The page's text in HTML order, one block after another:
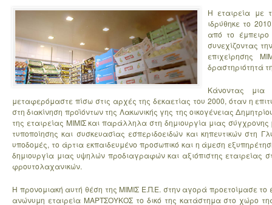
Η εταιρεία με
ιδρύθηκε το
από το έμπειρο
συνεχίζοντας
επιχείρησης
δραστηριότητά
Κάνοντας μια
μεταφερόμαστε πίσω στις αρχές της δεκαετίας του 2000, όταν η
στη διακίνηση προϊόντων της Λακωνικής γης της οικογένειας
της εταιρείας MIMIΣ και παράλληλα στη δημιουργία μιας
τυποποίησης και συσκευασίας εσπεριδοειδών και κηπευτικών στη
υποδομές, το άρτια εκπαιδευμένο προσωπικό και η άμεση
δημιουργία μιας υψηλών προδιαγραφών και αξιόπιστης εταιρείας
φρουτολαχανικών.
Η προνομιακή αυτή θέση της ΜΙΜΙΣ Ε.Π.Ε. στην αγορά προετοίμασε
ανώνυμη εταιρεία ΜΑΡΤΣΟΥΚΟΣ το δικό της κατάστημα στο χώρο